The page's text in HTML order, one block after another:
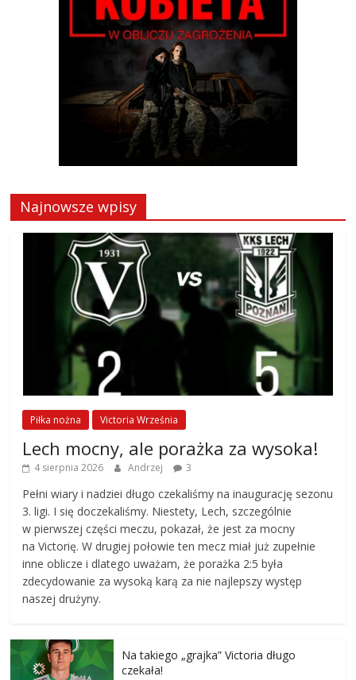
Najnowsze wpisy
Piłka nożna Victoria Września
Lech mocny, ale porażka za wysoka!
4 sierpnia 2026 Andrzej 3
Pełni wiary i nadziei długo czekaliśmy na inaugurację sezonu
3. ligi. I się doczekaliśmy. Niestety, Lech, szczególnie
w pierwszej części meczu, pokazał, że jest za mocny
na Victorię. W drugiej połowie ten mecz miał już zupełnie
inne oblicze i dlatego uważam, że porażka 2:5 była
zdecydowanie za wysoką karą za nie najlepszy występ
naszej drużyny.
Na takiego „grajka” Victoria długo
czekała!